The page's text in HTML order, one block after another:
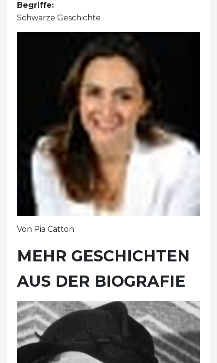
Begriffe:
Schwarze Geschichte
Von Pia Catton
MEHR GESCHICHTEN
AUS DER BIOGRAFIE